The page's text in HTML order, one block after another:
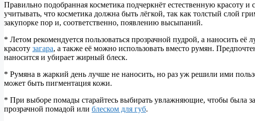
Правильно подобранная косметика подчеркнёт естественную красоту
учитывать, что косметика должна быть лёгкой, так как толстый слой
закупорке пор и, соответственно, появлению высыпаний.
* Летом рекомендуется пользоваться прозрачной пудрой, а наносить
красоту загара, а также её можно использовать вместо румян.
наносится и убирает жирный блеск.
* Румяна в жаркий день лучше не наносить, но раз уж решили ими
может быть пигментация кожи.
* При выборе помады старайтесь выбирать увлажняющие, чтобы была
прозрачной помадой или блеском для губ.